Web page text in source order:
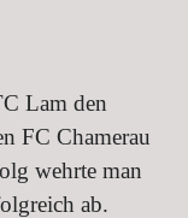
Lam den
FC Chamerau
wehrte man
ab.